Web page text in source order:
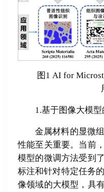
图1 AI for
1.基于图像大模
金属材料的显微
性能至关重要。当前
模型的微调方法受到
标注和针对特定任务
像领域的大模型，具